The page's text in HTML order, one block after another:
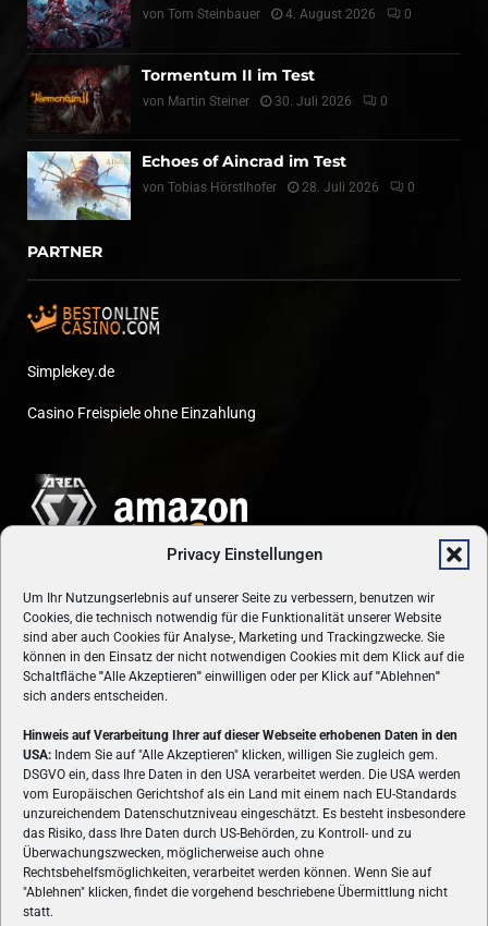
Privacy Einstellungen
Um Ihr Nutzungserlebnis auf unserer Seite zu verbessern, benutzen wir
Cookies, die technisch notwendig für die Funktionalität unserer Website
sind aber auch Cookies für Analyse-, Marketing und Trackingzwecke. Sie
können in den Einsatz der nicht notwendigen Cookies mit dem Klick auf die
Schaltfläche "Alle Akzeptieren" einwilligen oder per Klick auf"Ablehnen"
sich anders entscheiden.
Hinweis auf Verarbeitung Ihrer auf dieser Webseite erhobenen Daten in den
USA: Indem Sie auf "Alle Akzeptieren" klicken, willigen Sie zugleich gem.
DSGVO ein, dass Ihre Daten in den USA verarbeitet werden. Die USA werden
vom Europäischen Gerichtshof als ein Land mit einem nach EU-Standards
unzureichendem Datenschutzniveau eingeschätzt. Es besteht insbesondere
das Risiko, dass Ihre Daten durch US-Behörden, zu Kontroll- und zu
Überwachungszwecken, möglicherweise auch ohne
Rechtsbehelfsmöglichkeiten, verarbeitet werden können. Wenn Sie auf
"Ablehnen" klicken, findet die vorgehend beschriebene Übermittlung nicht
statt.
von Tom Steinbauer 4. August 2026 0
Tormentum II im Test
von Martin Steiner 30. Juli 2026 0
Echoes of Aincrad im Test
von Tobias Hörstlhofer 28. Juli 2026 0
PARTNER
Simplekey.de
Casino Freispiele ohne Einzahlung
ÜBER UNS
VON GAMERN, FÜR GAMER! Gamers.at ist das älteste Online-
Spielemagazin Österreichs und bringt täglich aktuelle News,
Reviews und Videos zu PC- und Konsolenspielen, Gaming-
Hardware und aus der Welt des e-Sport's.